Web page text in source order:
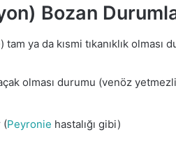
Bozan
ya da kısmi tıkanıklık olması
olması durumu (venöz
(Peyronie hastalığı gibi)